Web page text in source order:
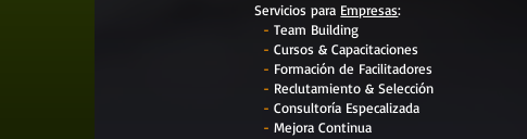
Servicios para Empresas:
- Team Building
- Cursos & Capacitaciones
- Formación de Facilitadores
- Reclutamiento & Selección
- Consultoría Especalizada
- Mejora Continua